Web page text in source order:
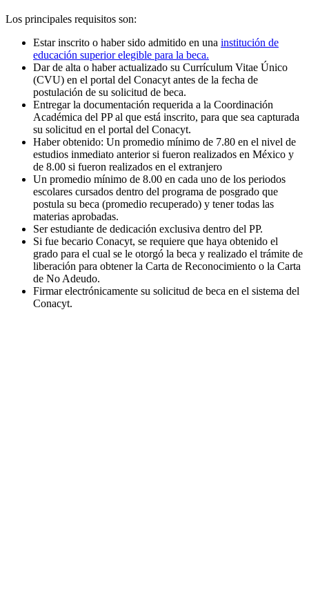
Los principales requisitos son:
Estar inscrito o haber sido admitido en una institución de
educación superior elegible para la beca.
Dar de alta o haber actualizado su Currículum Vitae Único
(CVU) en el portal del Conacyt antes de la fecha de
postulación de su solicitud de beca.
Entregar la documentación requerida a la Coordinación
Académica del PP al que está inscrito, para que sea capturada
su solicitud en el portal del Conacyt.
Haber obtenido: Un promedio mínimo de 7.80 en el nivel de
estudios inmediato anterior si fueron realizados en México y
de 8.00 si fueron realizados en el extranjero
Un promedio mínimo de 8.00 en cada uno de los periodos
escolares cursados dentro del programa de posgrado que
postula su beca (promedio recuperado) y tener todas las
materias aprobadas.
Ser estudiante de dedicación exclusiva dentro del PP.
Si fue becario Conacyt, se requiere que haya obtenido el
grado para el cual se le otorgó la beca y realizado el trámite de
liberación para obtener la Carta de Reconocimiento o la Carta
de No Adeudo.
Firmar electrónicamente su solicitud de beca en el sistema del
Conacyt.